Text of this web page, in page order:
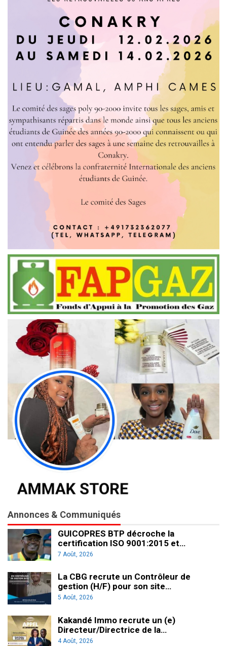
Annonces & Communiqués
GUICOPRES BTP décroche la
certification ISO 9001:2015 et…
7 Août, 2026
La CBG recrute un Contrôleur de
gestion (H/F) pour son site…
5 Août, 2026
Kakandé Immo recrute un (e)
Directeur/Directrice de la…
4 Août, 2026